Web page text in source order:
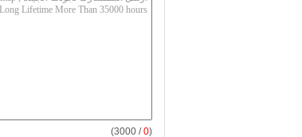
(
0
/ 3000)